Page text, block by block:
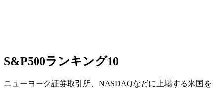
S&P500ランキング10
ニューヨーク証券取引所、NASDAQなどに上場する米国を